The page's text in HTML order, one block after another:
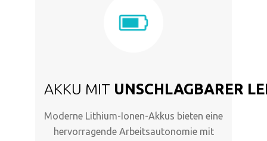
AKKU MIT UNSCHLAGBARER
Moderne Lithium-Ionen-Akkus bieten eine
hervorragende Arbeitsautonomie mit